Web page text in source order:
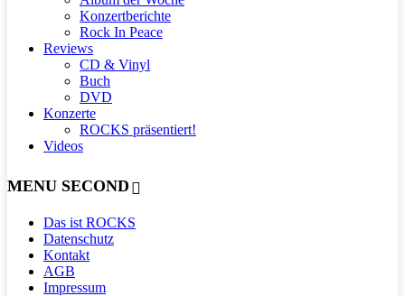
Konzertberichte
Rock In Peace
Reviews
CD & Vinyl
Buch
DVD
Konzerte
ROCKS präsentiert!
Videos
MENU SECOND
Das ist ROCKS
Datenschutz
Kontakt
AGB
Impressum